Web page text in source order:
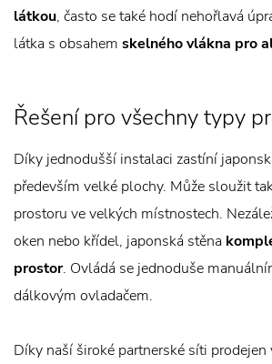
látkou, často se také hodí nehořlavá
látka s obsahem skelného vlákna pro
Řešení pro všechny typy
Díky jednodušší instalaci zastíní
především velké plochy. Může sloužit
prostoru ve velkých místnostech.
oken nebo křídel, japonská stěna
prostor. Ovládá se jednoduše
dálkovým ovladačem.
Díky naší široké partnerské síti prodejen